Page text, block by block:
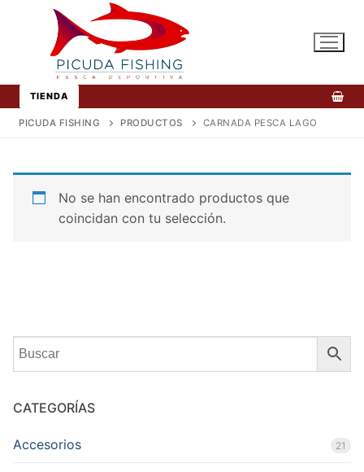
contenido
TIENDA
PICUDA FISHING PRODUCTOS CARNADA PESCA LAGO
No se han encontrado productos que
coincidan con tu selección.
CATEGORÍAS
Accesorios 21